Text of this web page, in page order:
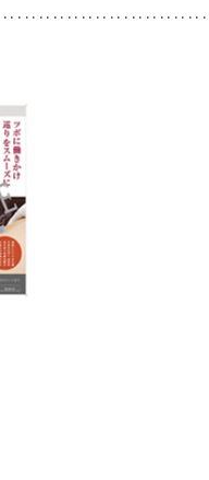
･･･････････････････････････